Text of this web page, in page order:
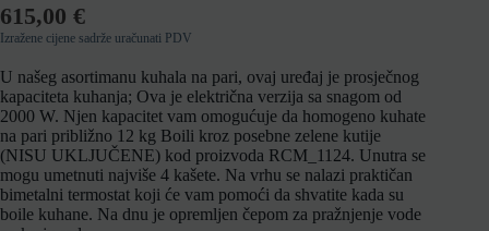
615,00 €
Izražene cijene sadrže uračunati PDV
U našeg asortimanu kuhala na pari, ovaj uređaj je prosječnog
kapaciteta kuhanja; Ova je električna verzija sa snagom od
2000 W. Njen kapacitet vam omogućuje da homogeno kuhate
na pari približno 12 kg Boili kroz posebne zelene kutije
(NISU UKLJUČENE) kod proizvoda RCM_1124. Unutra se
mogu umetnuti najviše 4 kašete. Na vrhu se nalazi praktičan
bimetalni termostat koji će vam pomoći da shvatite kada su
boile kuhane. Na dnu je opremljen čepom za pražnjenje vode